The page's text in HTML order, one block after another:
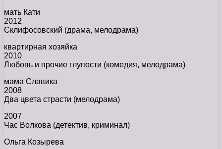
мать Кати
2012
Склифосовский (драма, мелодрама)
квартирная хозяйка
2010
Любовь и прочие глупости (комедия, мелодрама)
мама Славика
2008
Два цвета страсти (мелодрама)
2007
Час Волкова (детектив, криминал)
Ольга Козырева